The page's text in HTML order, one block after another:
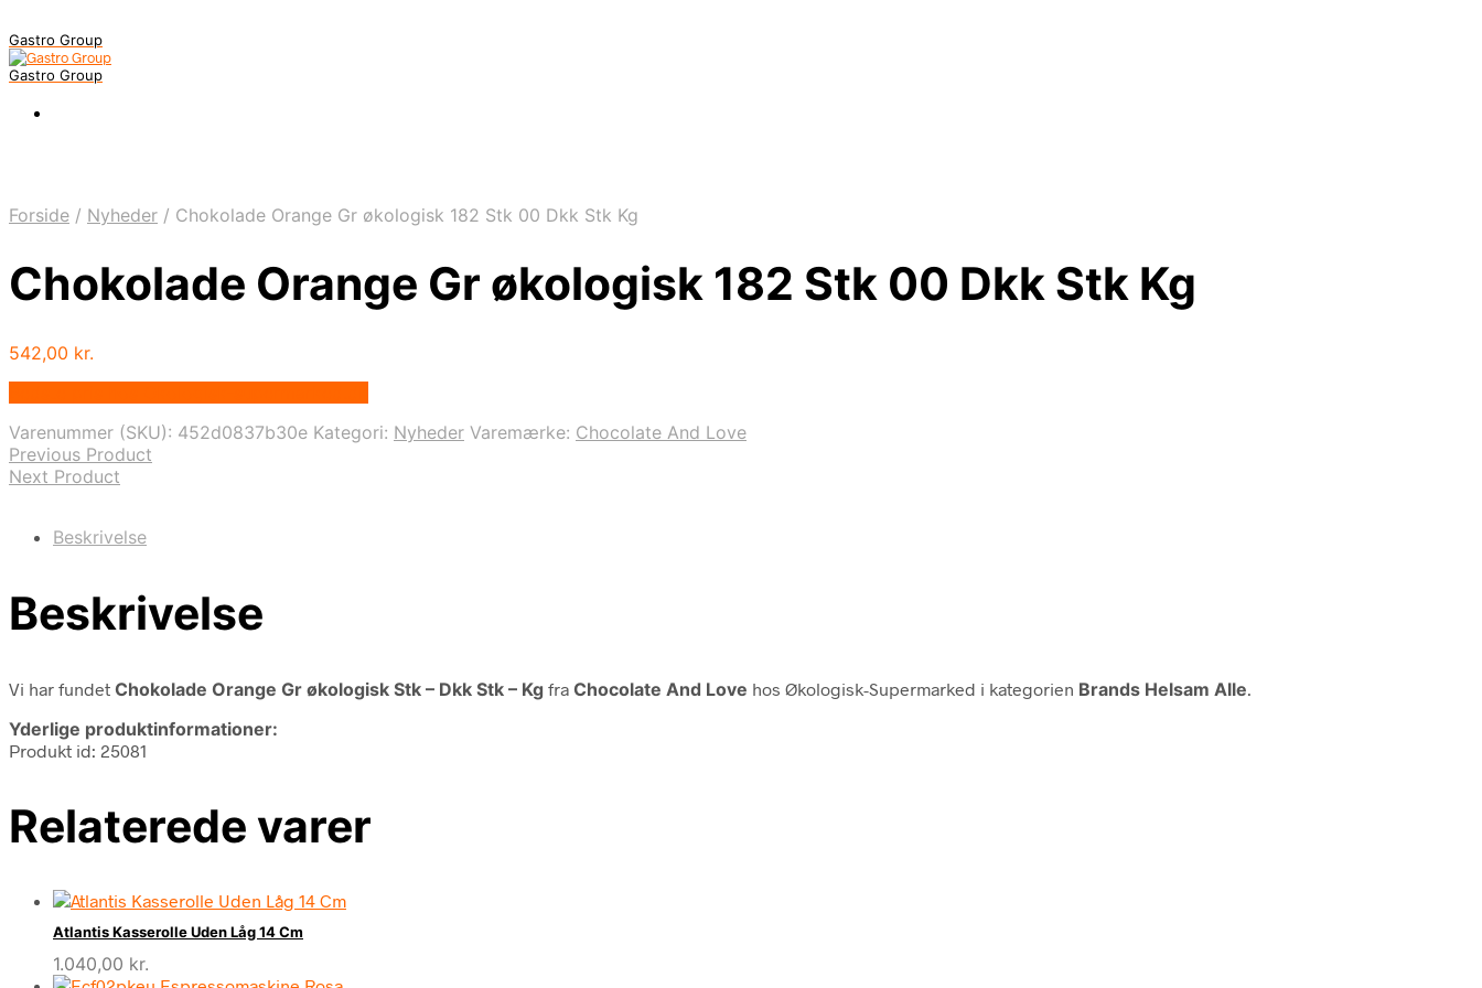
Gastro Group
Gastro Group
Forside / Nyheder / Chokolade Orange Gr økologisk 182 Stk 00 Dkk Stk Kg
Chokolade Orange Gr økologisk 182 Stk 00 Dkk Stk Kg
542,00 kr.
Varenummer (SKU): 452d0837b30e Kategori: Nyheder Varemærke: Chocolate And Love
Previous Product
Next Product
Beskrivelse
Beskrivelse
Vi har fundet Chokolade Orange Gr økologisk Stk – Dkk Stk – Kg fra Chocolate And Love hos Økologisk-Supermarked i kategorien Brands Helsam Alle
Yderlige produktinformationer:
Produkt id: 25081
Relaterede varer
Atlantis Kasserolle Uden Låg 14 Cm
1.040,00 kr.